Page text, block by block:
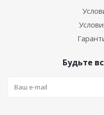
Будьте